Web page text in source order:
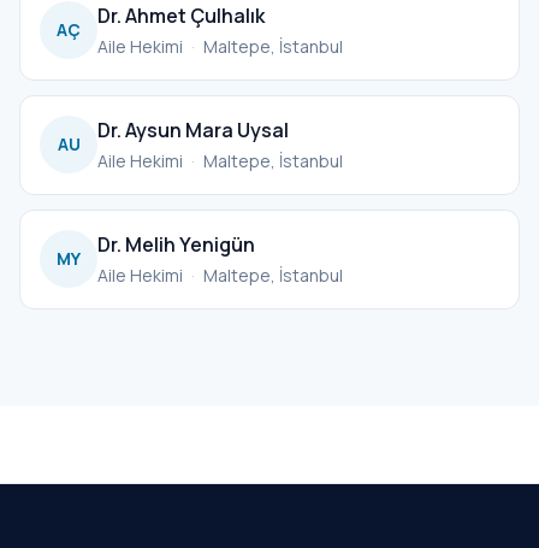
AÇ
Dr. Ahmet Çulhalık
Aile Hekimi · Maltepe, İstanbul
AU
Dr. Aysun Mara Uysal
Aile Hekimi · Maltepe, İstanbul
MY
Dr. Melih Yenigün
Aile Hekimi · Maltepe, İstanbul